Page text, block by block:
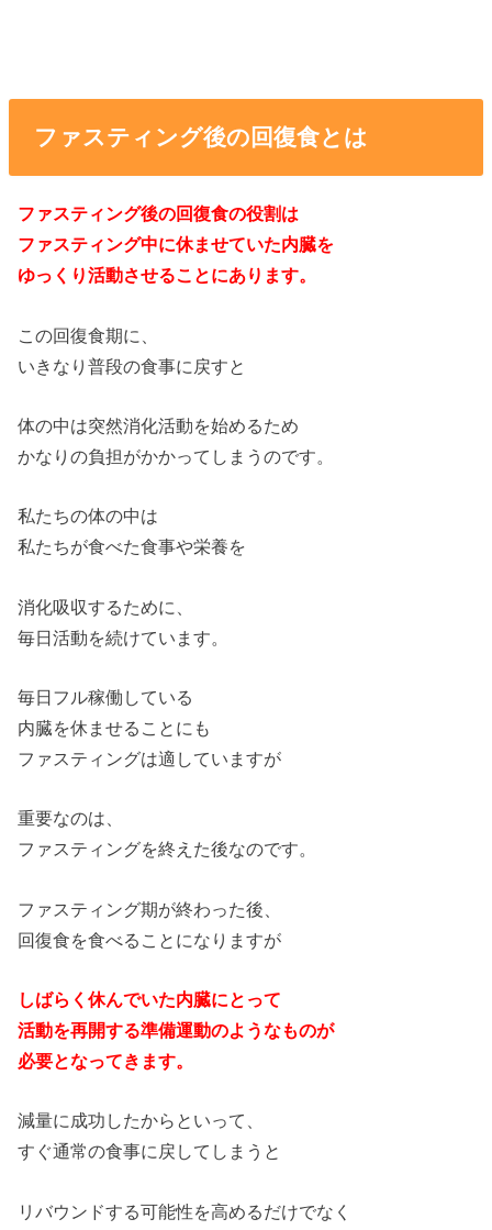
ファスティング後の回復食とは
ファスティング後の回復食の役割は
ファスティング中に休ませていた内臓を
ゆっくり活動させることにあります。
この回復食期に、
いきなり普段の食事に戻すと
体の中は突然消化活動を始めるため
かなりの負担がかかってしまうのです。
私たちの体の中は
私たちが食べた食事や栄養を
消化吸収するために、
毎日活動を続けています。
毎日フル稼働している
内臓を休ませることにも
ファスティングは適していますが
重要なのは、
ファスティングを終えた後なのです。
ファスティング期が終わった後、
回復食を食べることになりますが
しばらく休んでいた内臓にとって
活動を再開する準備運動のようなものが
必要となってきます。
減量に成功したからといって、
すぐ通常の食事に戻してしまうと
リバウンドする可能性を高めるだけでなく